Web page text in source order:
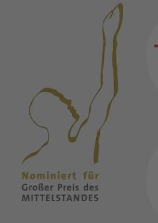
MITGLIEDSCHAFTEN